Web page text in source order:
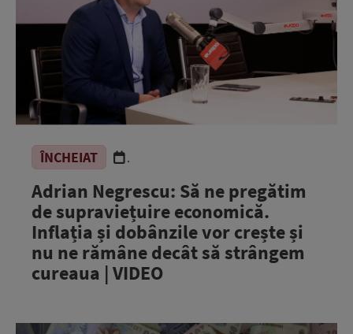
ÎNCHEIAT .
Adrian Negrescu: Să ne pregătim
de supraviețuire economică.
Inflația și dobânzile vor crește și
nu ne rămâne decât să strângem
cureaua | VIDEO